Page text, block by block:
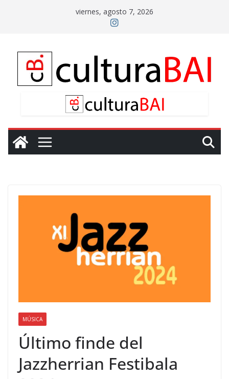
viernes, agosto 7, 2026
MÚSICA
Último finde del
Jazzherrian Festibala